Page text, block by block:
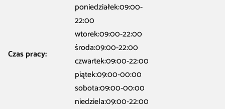
Czas pracy:
poniedziałek:09:00-
22:00
wtorek:09:00-22:00
środa:09:00-22:00
czwartek:09:00-22:00
piątek:09:00-00:00
sobota:09:00-00:00
niedziela:09:00-22:00